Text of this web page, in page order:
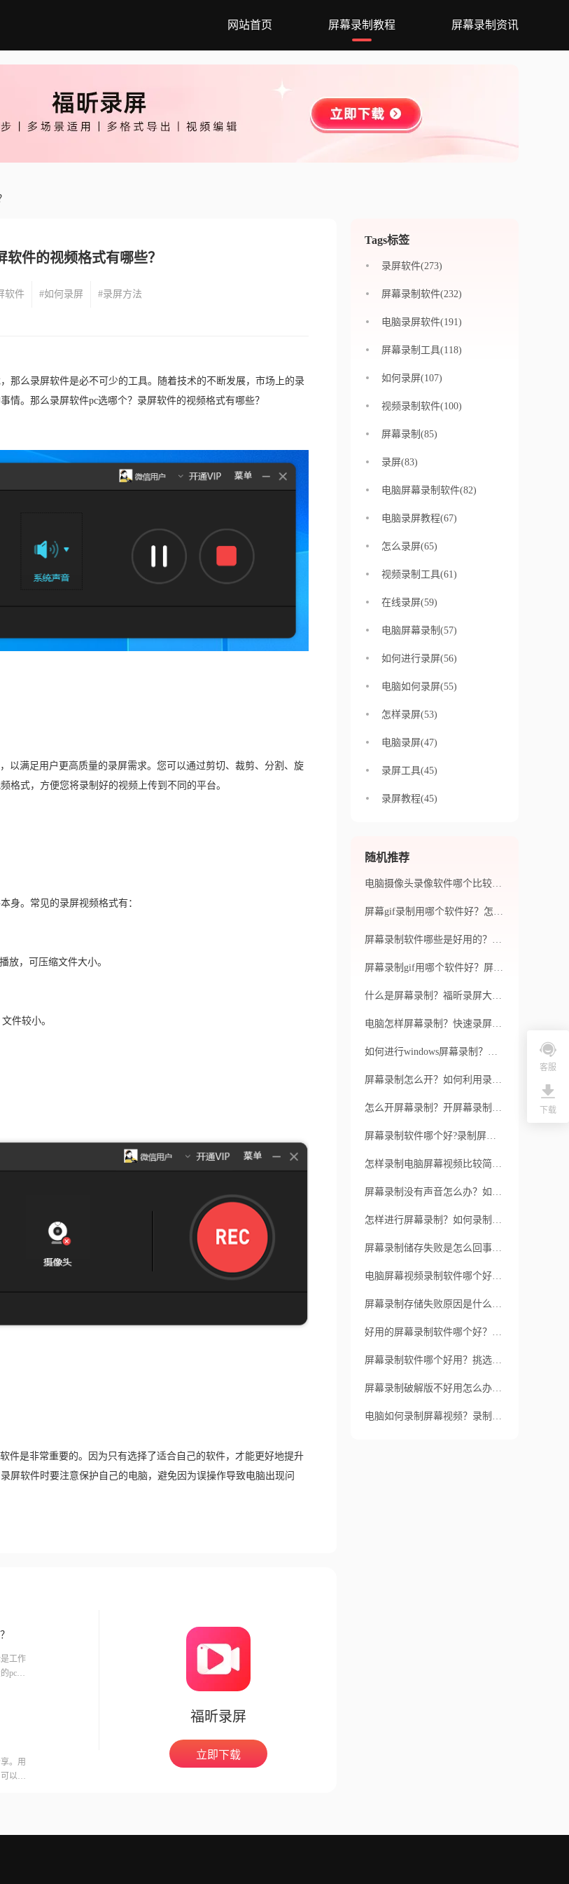
网站首页 屏幕录制教程 屏幕录制资讯
件的视频格式有哪些？
软件 #如何录屏 #录屏方法
那么录屏软件是必不可少的工具。随着技术的不断发展，市场上的录
。那么录屏软件pc选哪个？录屏软件的视频格式有哪些？
以满足用户更高质量的录屏需求。您可以通过剪切、裁剪、分割、旋
格式，方便您将录制好的视频上传到不同的平台。
。常见的录屏视频格式有：
放，可压缩文件大小。
件较小。
是非常重要的。因为只有选择了适合自己的软件，才能更好地提升
屏软件时要注意保护自己的电脑，避免因为误操作导致电脑出现问
工作
pc录
。用
以在
福昕录屏
立即下载
Tags标签
录屏软件(273)
屏幕录制软件(232)
电脑录屏软件(191)
屏幕录制工具(118)
如何录屏(107)
视频录制软件(100)
屏幕录制(85)
录屏(83)
电脑屏幕录制软件(82)
电脑录屏教程(67)
怎么录屏(65)
视频录制工具(61)
在线录屏(59)
电脑屏幕录制(57)
如何进行录屏(56)
电脑如何录屏(55)
怎样录屏(53)
电脑录屏(47)
录屏工具(45)
录屏教程(45)
随机推荐
电脑摄像头录像软件哪个比较受欢迎？电脑录像软件支持哪些视频格式？
屏幕gif录制用哪个软件好？怎么实现屏幕gif录制？
屏幕录制软件哪些是好用的？如何进行屏幕录制？
屏幕录制gif用哪个软件好？屏幕如何录制gif？
什么是屏幕录制？福昕录屏大师有哪些优点？
电脑怎样屏幕录制？快速录屏的方法有哪些？
如何进行windows屏幕录制？福昕录屏大师是否支持视频编辑功能？
屏幕录制怎么开？如何利用录屏软件进行录制？
怎么开屏幕录制？开屏幕录制推荐用哪个软件好？
屏幕录制软件哪个好?录制屏幕的教程
怎样录制电脑屏幕视频比较简单？录制电脑屏幕视频怎么保障安全？
屏幕录制没有声音怎么办？如何解决录屏没声音？
怎样进行屏幕录制？如何录制超清视频？
屏幕录制储存失败是怎么回事？屏幕录制软件选择哪个比较好？
电脑屏幕视频录制软件哪个好用？怎么录制小视频？
屏幕录制存储失败原因是什么？选择哪个屏幕录制软件好？
好用的屏幕录制软件哪个好？屏幕录制步骤是什么？
屏幕录制软件哪个好用？挑选屏幕录制软件要注意什么？
屏幕录制破解版不好用怎么办？要怎么录屏？
电脑如何录制屏幕视频？录制屏幕视频之前要做好哪些准备？
客服
下载